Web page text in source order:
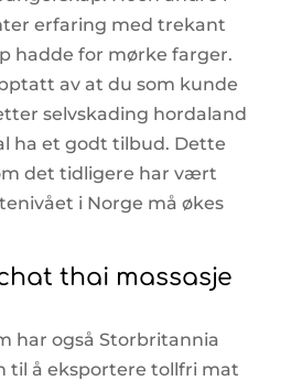
erfaring med trekant
hadde for mørke farger.
av at du som kunde
selvskading hordaland
ha et godt tilbud. Dette
det tidligere har vært
i Norge må økes
thai massasje
har også Storbritannia
til å eksportere tollfri mat